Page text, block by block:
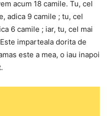
acum 18 camile. Tu, cel
adica 9 camile ; tu, cel
6 camile ; iar, tu, cel mai
imparteala dorita de
este a mea, o iau inapoi